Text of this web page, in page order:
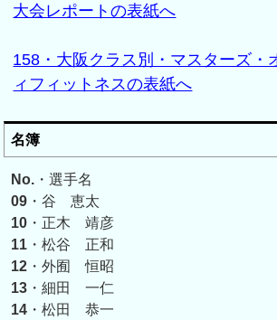
大会レポートの表紙へ
158・大阪クラス別・マスターズ・
ィフィットネスの表紙へ
名簿
No. ・選手名
09 ・谷 恵太
10 ・正木 靖彦
11 ・松谷 正和
12 ・外囿 恒昭
13 ・細田 一仁
14 ・松田 恭一